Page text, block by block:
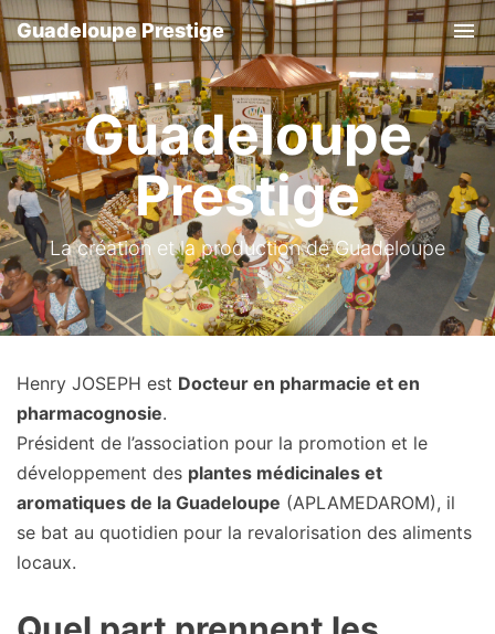
Guadeloupe Prestige
Guadeloupe
Prestige
La création et la production de Guadeloupe
Henry JOSEPH est Docteur en pharmacie et en
pharmacognosie.
Président de l’association pour la promotion et le
développement des plantes médicinales et
aromatiques de la Guadeloupe (APLAMEDAROM), il
se bat au quotidien pour la revalorisation des aliments
locaux.